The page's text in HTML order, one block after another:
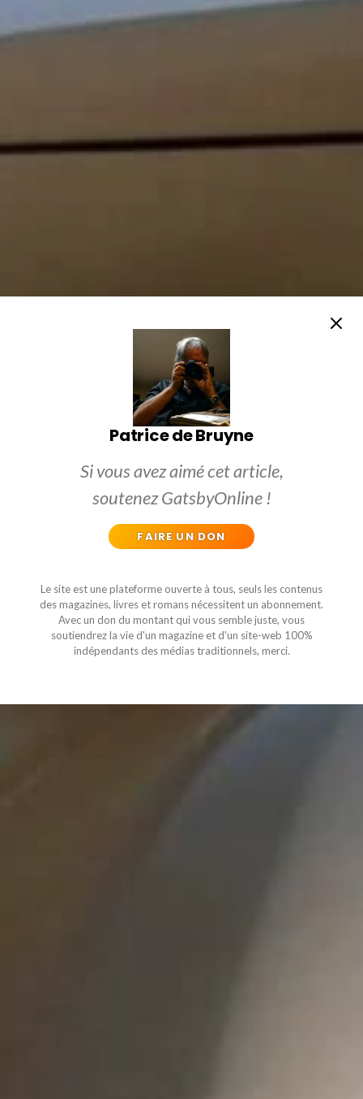
Patrice de Bruyne
Si vous avez aimé cet article,
soutenez GatsbyOnline !
FAIRE UN DON
Le site est une plateforme ouverte à tous, seuls les contenus
des magazines, livres et romans nécessitent un abonnement.
Avec un don du montant qui vous semble juste, vous
soutiendrez la vie d'un magazine et d'un site-web 100%
indépendants des médias traditionnels, merci.